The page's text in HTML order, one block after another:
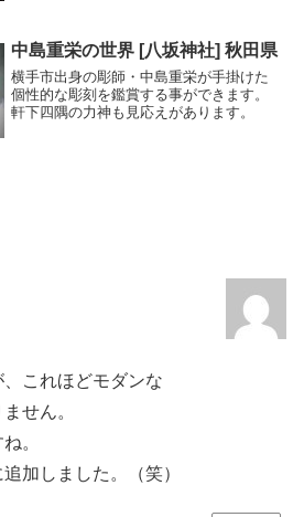
な神社本殿建築と言える。昭和六三年十
月渋川市教育委員会
中島重栄の世界 [八坂神社] 秋田県
横手市出身の彫師・中島重栄が手掛けた
個性的な彫刻を鑑賞する事ができます。
軒下四隅の力神も見応えがあります。
これほどモダンな
せん。
。
加しました。（笑）